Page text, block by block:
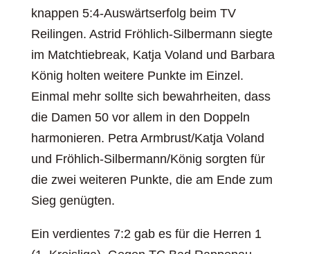
knappen 5:4-Auswärtserfolg beim TV
Reilingen. Astrid Fröhlich-Silbermann siegte
im Matchtiebreak, Katja Voland und Barbara
König holten weitere Punkte im Einzel.
Einmal mehr sollte sich bewahrheiten, dass
die Damen 50 vor allem in den Doppeln
harmonieren. Petra Armbrust/Katja Voland
und Fröhlich-Silbermann/König sorgten für
die zwei weiteren Punkte, die am Ende zum
Sieg genügten.
Ein verdientes 7:2 gab es für die Herren 1